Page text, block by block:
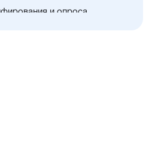
и опроса